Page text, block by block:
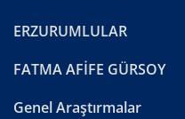
ERZURUMLULAR
FATMA AFİFE GÜRSOY
Genel Araştırmalar